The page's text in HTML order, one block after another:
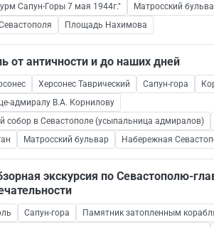
Сапун-Горы 7 мая 1944г."
Матросский
Площадь Нахимова
от античности и до наших дней
Херсонес Таврический Сапун-гора
адмиралу В.А. Корнилову
собор в Севастополе (усыпальница адмиралов)
Матросский бульвар Набережная
экскурсия по Севастополю-
Сапун-гора
Памятник затопленным